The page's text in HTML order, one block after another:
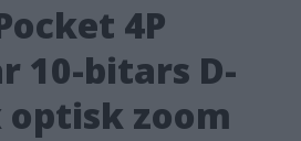
4P
10-bitars D-
optisk zoom